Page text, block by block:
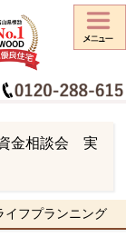
&資金相談会 実施中！
金相談会 実
イフプランニング